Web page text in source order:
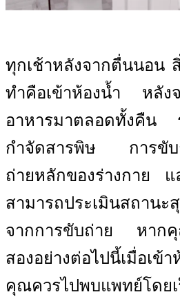
ทุกเช้าหลังจากตื่นนอน
ทำคือเข้าห้องน้ำ หลัง
อาหารมาตลอดทั้งคืน ร่
กำจัดสารพิษ การขับถ่
ถ่ายหลักของร่างกาย
สามารถประเมินสถาน
จากการขับถ่าย หากคุ
สองอย่างต่อไปนี้เมื่อเข้
คุณควรไปพบแพทย์โดย